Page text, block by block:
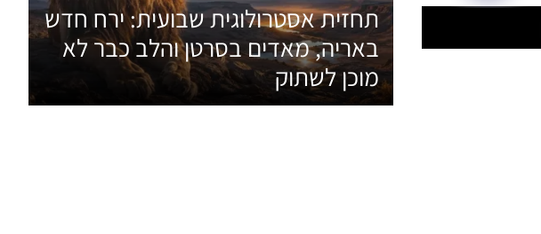
תחזית אסטרולוגית שבועית: ירח חדש
באריה, מאדים בסרטן והלב כבר לא
מוכן לשתוק